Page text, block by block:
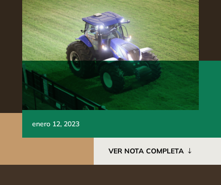
enero 12, 2023
VER NOTA COMPLETA